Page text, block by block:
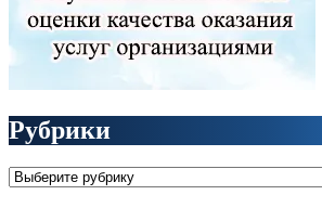
Рубрики
Рубрики